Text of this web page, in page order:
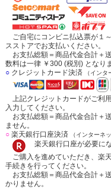
ご自宅にコンビニ払込票が１
スストアでお支払いください。
お支払総額＝商品代金合計＋
数料は一律 ￥300 (税別) となり
○クレジットカード決済 （インタ
上記クレジットカードがご利
入力してください。
お支払総額＝商品代金合計＋
ません。
○楽天銀行口座決済 （インターネ
楽天銀行口座が必要にな
ご購入を進めていただき、楽
手続きを行ってください。
お支払総額＝商品代金合計＋
かりません。